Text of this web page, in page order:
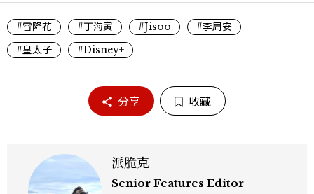
#雪降花 #丁海寅 #Jisoo
#李周安
#皇太子
#Disney+
分享 收藏
派脆克
Senior Features Editor